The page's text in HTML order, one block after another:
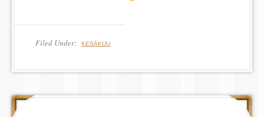
Filed Under: KESÄKUU